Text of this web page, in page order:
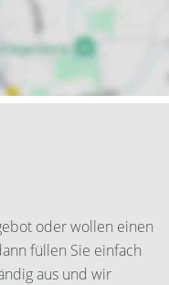
oder wollen einen
füllen Sie einfach
aus und wir